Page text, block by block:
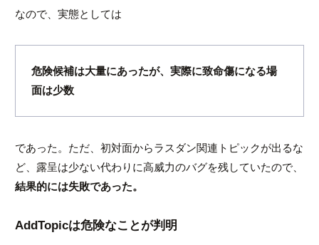
なので、実態としては
危険候補は大量にあったが、実際に致命傷になる場
面は少数
であった。ただ、初対面からラスダン関連トピックが出るな
ど、露呈は少ない代わりに高威力のバグを残していたので、
結果的には失敗であった。
AddTopicは危険なことが判明